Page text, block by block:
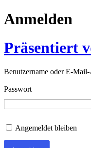
Anmelden
Präsentiert
Benutzername oder E-Mail-
Passwort
Angemeldet bleiben